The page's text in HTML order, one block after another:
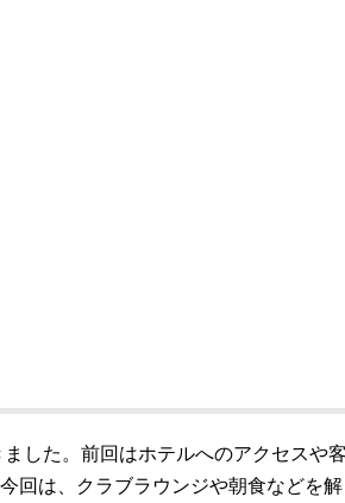
した。前回はホテルへのアクセスや客
回は、クラブラウンジや朝食などを解